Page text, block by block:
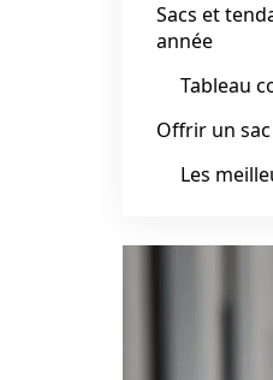
Sacs et
année
Tableau
Offrir un
Les